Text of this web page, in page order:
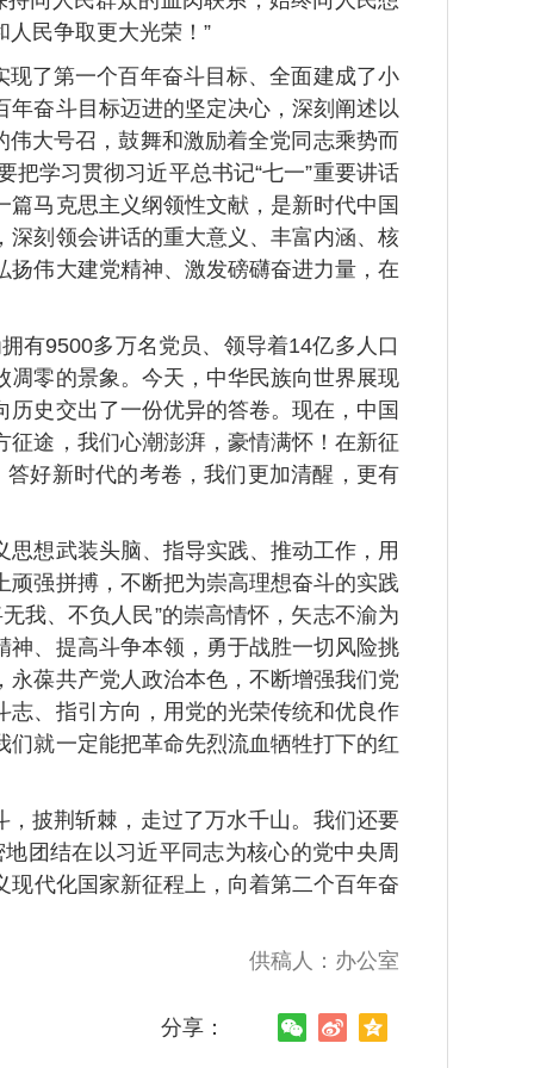
民争取更大光荣！”
了第一个百年奋斗目标、全面建成了小
奋斗目标迈进的坚定决心，深刻阐述以
大号召，鼓舞和激励着全党同志乘势而
学习贯彻习近平总书记“七一”重要讲话
马克思主义纲领性文献，是新时代中国
刻领会讲话的重大意义、丰富内涵、核
伟大建党精神、激发磅礴奋进力量，在
9500多万名党员、领导着14亿多人口
零的景象。今天，中华民族向世界展现
史交出了一份优异的答卷。现在，中国
途，我们心潮澎湃，豪情满怀！在新征
答好新时代的考卷，我们更加清醒，更有
想武装头脑、指导实践、推动工作，用
强拼搏，不断把为崇高理想奋斗的实践
我、不负人民”的崇高情怀，矢志不渝为
、提高斗争本领，勇于战胜一切风险挑
葆共产党人政治本色，不断增强我们党
、指引方向，用党的光荣传统和优良作
就一定能把革命先烈流血牺牲打下的红
披荆斩棘，走过了万水千山。我们还要
团结在以习近平同志为核心的党中央周
现代化国家新征程上，向着第二个百年奋
供稿人：办公室
分享：